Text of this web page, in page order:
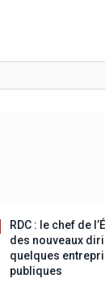
RDC : le chef de
des nouveaux
quelques
publiques